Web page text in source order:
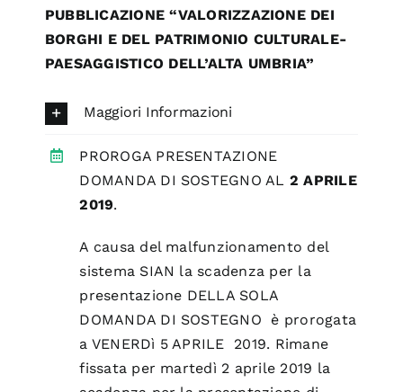
PUBBLICAZIONE “VALORIZZAZIONE DEI
BORGHI E DEL PATRIMONIO CULTURALE-
PAESAGGISTICO DELL’ALTA UMBRIA”
Maggiori Informazioni
PROROGA PRESENTAZIONE
DOMANDA DI SOSTEGNO AL 2 APRILE
2019.
A causa del malfunzionamento del
sistema SIAN la scadenza per la
presentazione DELLA SOLA
DOMANDA DI SOSTEGNO è prorogata
a VENERDì 5 APRILE 2019. Rimane
fissata per martedì 2 aprile 2019 la